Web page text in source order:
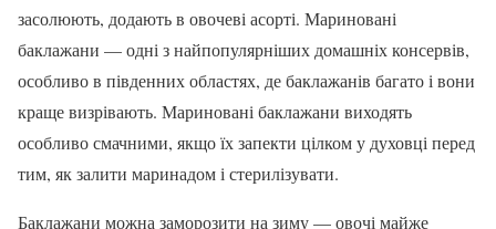
засолюють, додають в овочеві асорті. Мариновані
баклажани — одні з найпопулярніших домашніх консервів,
особливо в південних областях, де баклажанів багато і вони
краще визрівають. Мариновані баклажани виходять
особливо смачними, якщо їх запекти цілком у духовці перед
тим, як залити маринадом і стерилізувати.
Баклажани можна заморозити на зиму — овочі майже